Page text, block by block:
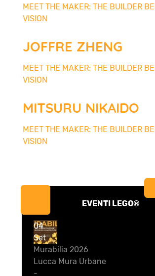
MEET THE MAKER: THE BUILDER
VISION
JOFFRE ZHENG
MEET THE MAKER: THE BUILDER
VISION
MITSURU NIKAIDO
MEET THE MAKER: THE BUILDER
VISION
EVENTI LEGO®
04
Set
Murabilia 2026
Lucca Mura Urbane
-